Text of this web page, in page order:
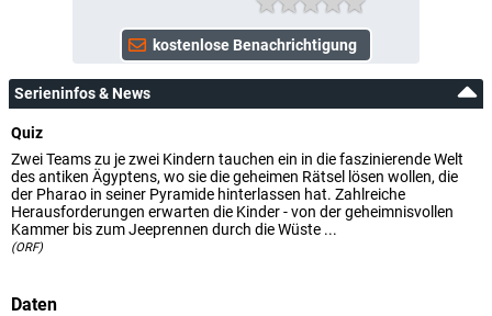
Serieninfos & News
Quiz
Zwei Teams zu je zwei Kindern tauchen ein in die faszinierende Welt
des antiken Ägyptens, wo sie die geheimen Rätsel lösen wollen, die
der Pharao in seiner Pyramide hinterlassen hat. Zahlreiche
Herausforderungen erwarten die Kinder - von der geheimnisvollen
Kammer bis zum Jeeprennen durch die Wüste ...
(ORF)
Daten